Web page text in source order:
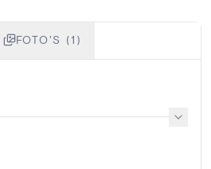
FOTO'S (1)